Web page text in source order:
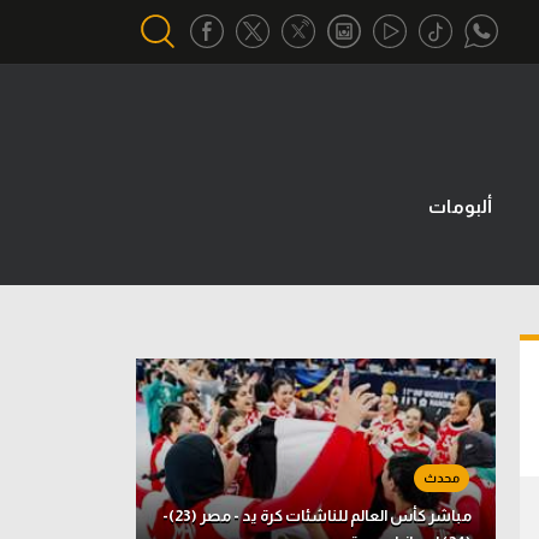
تحقيق في الجول
تحليل في الجول
حكايات في الجول
كويز في الجول
فيديو في الجول
ألبومات
مباشر كأس العالم للناشئات كرة يد - مصر (23)-